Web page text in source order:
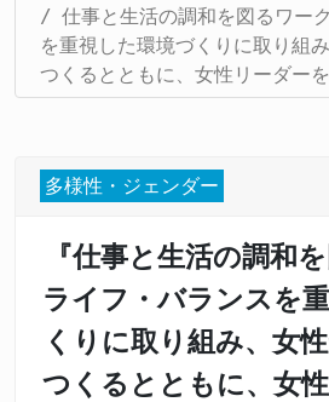
仕事と生活の調和を図るワー
を重視した環境づくりに取り組
つくるとともに、女性リーダーを
多様性・ジェンダー
『仕事と生活の調和
ライフ・バランスを
くりに取り組み、女
つくるとともに、女